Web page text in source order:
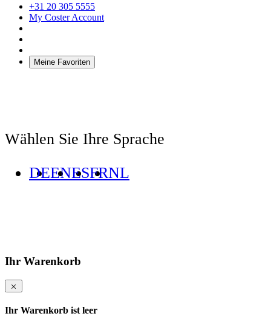
+31 20 305 5555
My Coster Account
Meine Favoriten
Wählen Sie Ihre Sprache
DEENESFRNL
Ihr Warenkorb
Ihr Warenkorb ist leer